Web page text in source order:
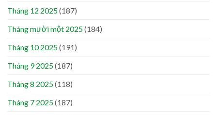
Tháng 12 2025(187)
Tháng mười một 2025(184)
Tháng 10 2025(191)
Tháng 9 2025(187)
Tháng 8 2025(118)
Tháng 7 2025(187)